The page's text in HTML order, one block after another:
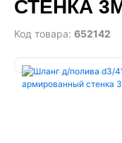
СТЕНКА
Код товара: 652142